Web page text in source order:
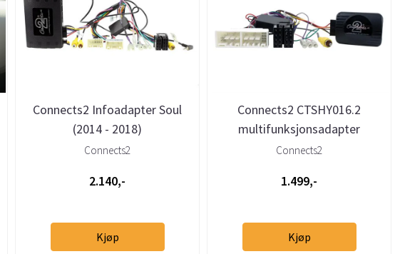
Connects2 Infoadapter Soul
(2014 - 2018)
Connects2
2.140,-
Kjøp
Connects2 CTSHY016.2
multifunksjonsadapter
Hyundai/Kia 2015->
Connects2
1.499,-
Kjøp